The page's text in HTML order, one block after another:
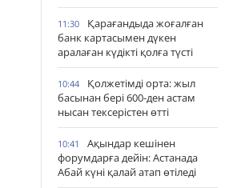
11:30
Қарағандыда жоғалған
банк картасымен дүкен
аралаған күдікті қолға түсті
10:44
Қолжетімді орта: жыл
басынан бері 600-ден астам
нысан тексерістен өтті
10:41
Ақындар кешінен
форумдарға дейін: Астанада
Абай күні қалай атап өтіледі